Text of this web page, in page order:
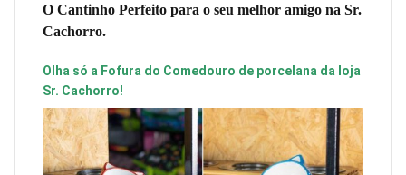
O Cantinho Perfeito para o seu melhor amigo na Sr.
Cachorro.
Olha só a Fofura do Comedouro de porcelana da loja
Sr. Cachorro!